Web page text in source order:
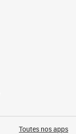
Toutes nos apps